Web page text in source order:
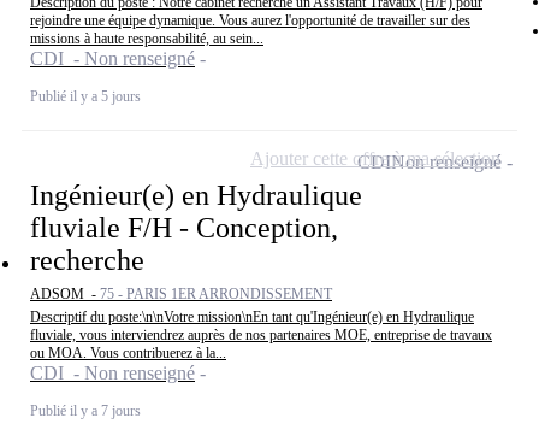
rejoindre une équipe dynamique. Vous aurez l'opportunité de travailler sur des
missions à haute responsabilité, au sein...
CDI - Non renseigné
Publié il y a 5 jours
Ingénieur(e) en Hydraulique
fluviale F/H - Conception,
recherche
ADSOM - 75 - PARIS 1ER ARRONDISSEMENT
Descriptif du poste:\n\nVotre mission\nEn tant qu'Ingénieur(e) en Hydraulique
fluviale, vous interviendrez auprès de nos partenaires MOE, entreprise de travaux
ou MOA. Vous contribuerez à la...
CDI - Non renseigné
Publié il y a 7 jours
CDINon renseigné
Ajouter cette offre à ma sélection